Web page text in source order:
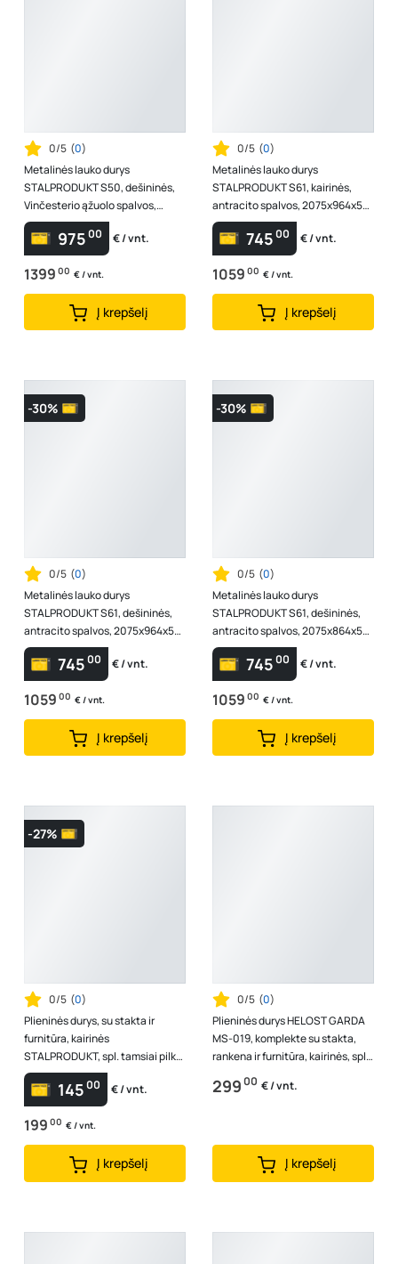
0/5 (0)
Metalinės lauko durys
STALPRODUKT S50, dešininės,
Vinčesterio ąžuolo spalvos,
2075x864x72 mm
97500 € / vnt.
1399 00 € / vnt.
Į krepšelį
0/5 (0)
Metalinės lauko durys
STALPRODUKT S61, kairinės,
antracito spalvos, 2075x964x55
mm
74500 € / vnt.
1059 00 € / vnt.
Į krepšelį
-30%
0/5 (0)
Metalinės lauko durys
STALPRODUKT S61, dešininės,
antracito spalvos, 2075x964x55
mm
74500 € / vnt.
1059 00 € / vnt.
Į krepšelį
-30%
0/5 (0)
Metalinės lauko durys
STALPRODUKT S61, dešininės,
antracito spalvos, 2075x864x55
mm
74500 € / vnt.
1059 00 € / vnt.
Į krepšelį
-27%
0/5 (0)
Plieninės durys, su stakta ir
furnitūra, kairinės
STALPRODUKT, spl. tamsiai pilka
RAL 7016, 2060x985x40 mm,
A140270094
14500 € / vnt.
199 00 € / vnt.
Į krepšelį
0/5 (0)
Plieninės durys HELOST GARDA
MS-019, komplekte su stakta,
rankena ir furnitūra, kairinės, spl.
pilka antracito/ ąžuolas,...
29900 € / vnt.
Į krepšelį